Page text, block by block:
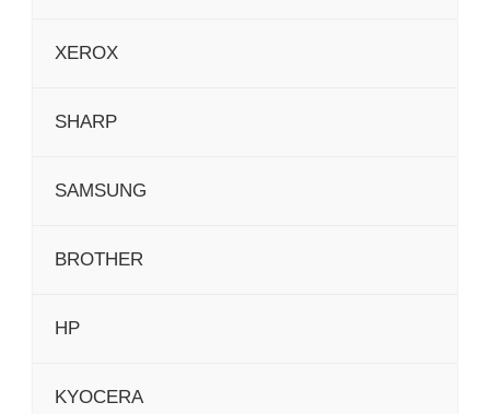
XEROX
SHARP
SAMSUNG
BROTHER
HP
KYOCERA